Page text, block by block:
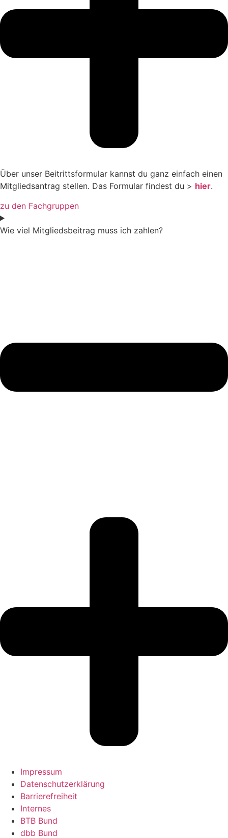
Über unser Beitritts­for­mular kannst du ganz einfach einen
Mitglieds­an­trag stellen. Das Formular findest du > hier.
zu den Fachgruppen
Wie viel Mitglieds­bei­trag muss ich zahlen?
Impressum
Daten­schutz­er­klä­rung
Barrie­re­frei­heit
Internes
BTB Bund
dbb Bund